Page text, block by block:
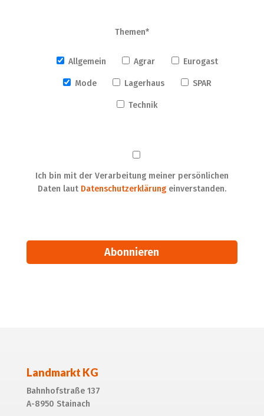
Themen*
Allgemein Agrar Eurogast
Mode Lagerhaus SPAR
Technik
Ich bin mit der Verarbeitung meiner persönlichen
Daten laut Datenschutzerklärungeinverstanden.
Landmarkt KG
Bahnhofstraße 137
A-8950 Stainach